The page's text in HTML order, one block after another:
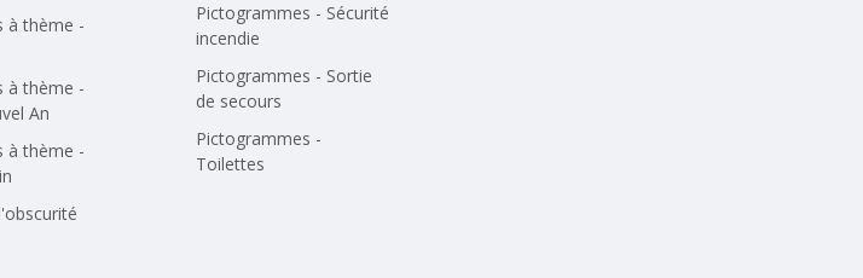
à thème -
à thème -
An
à thème -
Pictogrammes - Sécurité
incendie
Pictogrammes - Sortie
de secours
Pictogrammes -
Toilettes